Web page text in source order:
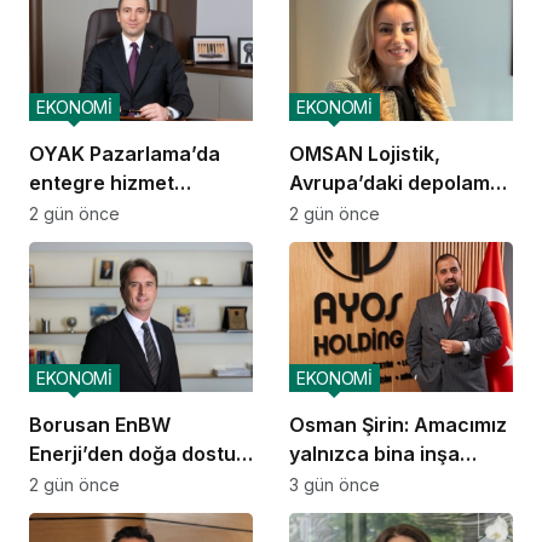
OYAK Pazarlama’da
entegre hizmet
ekosistemi kuruluyor
EKONOMİ
2 gün önce
OMSAN Lojistik,
Avrupa’daki depolama
ve dağıtım
operasyonlarına
başladı
EKONOMİ
2 gün önce
Borusan EnBW
Enerji’den doğa dostu
proje
EKONOMİ
2 gün önce
Osman Şirin: Amacımız
yalnızca bina inşa
etmek değil,
yatırımcısına
EKONOMİ
3 gün önce